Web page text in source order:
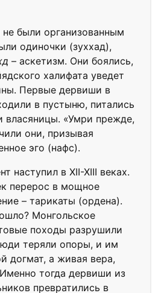
были организованным
одиночки (зуххад),
– аскетизм. Они боялись,
халифата уведет
Первые дервиши в
в пустыню, питались
власяницы. «Умри прежде,
они, призывая
эго (нафс).
наступил в XII-XIII веках.
перерос в мощное
– тарикаты (ордена).
Монгольское
походы разрушили
теряли опоры, и им
догмат, а живая вера,
тогда дервиши из
превратились в